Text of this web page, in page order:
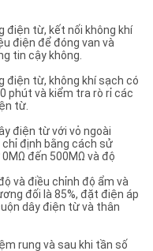
điện từ, kết nối không khí
điện để đóng van và
tin cậy không.
điện từ, không khí sạch có
phút và kiểm tra rò rỉ các
từ.
điện từ với vỏ ngoài
định bằng cách sử
đến 500MΩ và độ
và điều chỉnh độ ẩm và
đối là 85%, đặt điện áp
dây điện từ và thân
rung và sau khi tần số